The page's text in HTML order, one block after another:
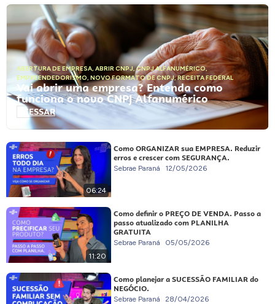
ABERTURA DE EMPRESA, ABRIR CNPJ,CNPJ ALFANUMÉRICO,
EMPREENDEDORISMO, NOVO FORMATO DE CNPJ,RECEITA FEDERAL
Vai abrir uma empresa? Entenda como
funciona o novo CNPJ Alfanumérico
ACESSAR
06:24
Como ORGANIZAR sua EMPRESA. Reduzir
erros e crescer com SEGURANÇA.
Sebrae Paraná 12/05/2026
11:20
Como definir o PREÇO DE VENDA. Passo a
passo atualizado com PLANILHA
GRATUITA
Sebrae Paraná 05/05/2026
Como planejar a SUCESSÃO FAMILIAR do
NEGÓCIO.
Sebrae Paraná 28/04/2026